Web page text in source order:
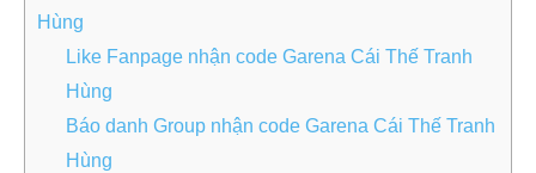
Hùng
Like Fanpage nhận code Garena Cái Thế Tranh
Hùng
Báo danh Group nhận code Garena Cái Thế Tranh
Hùng